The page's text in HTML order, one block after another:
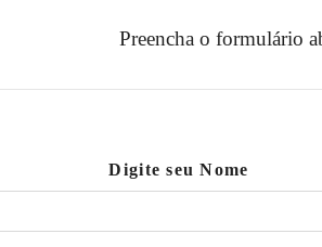
Preencha o formulário
Digite seu Nome